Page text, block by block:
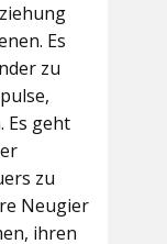
Es
zu
Es geht
zu
Neugier
ihren